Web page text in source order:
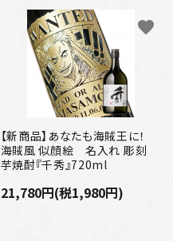
【新商品】あなたも海賊王に！
海賊風 似顔絵 名入れ 彫刻
芋焼酎『千秀』720ml
21,780円(税1,980円)
favorite